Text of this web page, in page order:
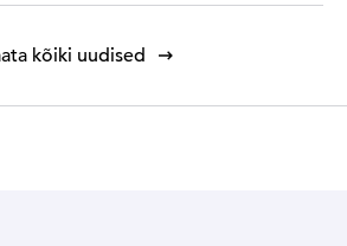
kõiki uudised